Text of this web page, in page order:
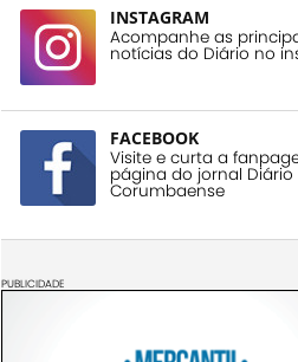
INSTAGRAM
Acompanhe as
notícias do Diário no
FACEBOOK
Visite e curta a
página do jornal Diário
Corumbaense
PUBLICIDADE